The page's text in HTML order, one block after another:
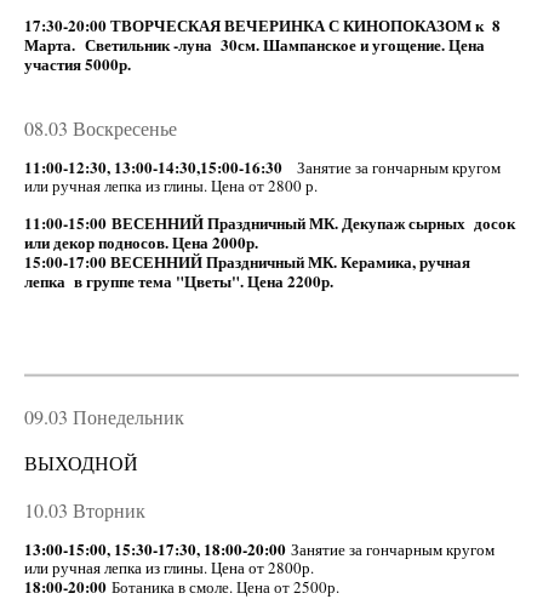
17:30-20:00 ТВОРЧЕСКАЯ ВЕЧЕРИНКА С КИНОПОКАЗОМ к 8
Марта. Светильник -луна 30см. Шампанское и угощение. Цена
участия 5000р.
08.03 Воскресенье
11:00-12:30, 13:00-14:30,15:00-16:30 Занятие за гончарным кругом
или ручная лепка из глины. Цена от 2800 р.
11:00-15:00 ВЕСЕННИЙ Праздничный МК. Декупаж сырных досок
или декор подносов. Цена 2000р.
15:00-17:00 ВЕСЕННИЙ Праздничный МК. Керамика, ручная
лепка в группе тема "Цветы". Цена 2200р.
09.03 Понедельник
ВЫХОДНОЙ
10.03 Вторник
13:00-15:00, 15:30-17:30, 18:00-20:00 Занятие за гончарным кругом
или ручная лепка из глины. Цена от 2800р.
18:00-20:00 Ботаника в смоле. Цена от 2500р.